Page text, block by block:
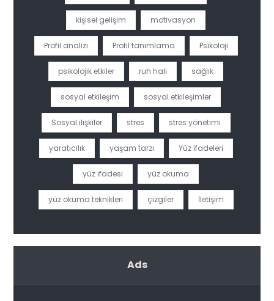
kişisel gelişim motivasyon
Profil analizi Profil tanımlama Psikoloji
psikolojik etkiler ruh hali sağlık
sosyal etkileşim sosyal etkileşimler
Sosyal ilişkiler stres stres yönetimi
yaratıcılık yaşam tarzı Yüz ifadeleri
yüz ifadesi yüz okuma
yüz okuma teknikleri çizgiler İletişim
Ads